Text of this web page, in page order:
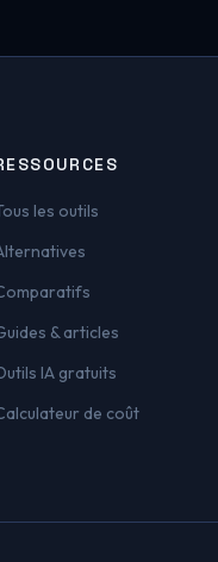
les outils
& articles
IA gratuits
de coût